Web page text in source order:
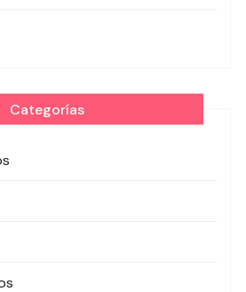
Categorías